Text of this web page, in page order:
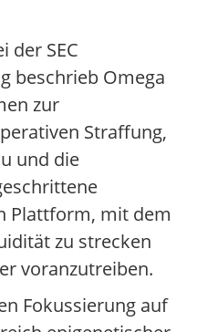
der SEC
beschrieb Omega
zur
Straffung,
und die
Plattform, mit dem
zu strecken
voranzutreiben.
Fokussierung auf